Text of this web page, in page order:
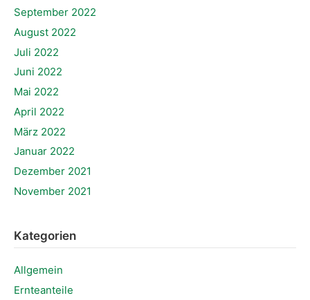
September 2022
August 2022
Juli 2022
Juni 2022
Mai 2022
April 2022
März 2022
Januar 2022
Dezember 2021
November 2021
Kategorien
Allgemein
Ernteanteile